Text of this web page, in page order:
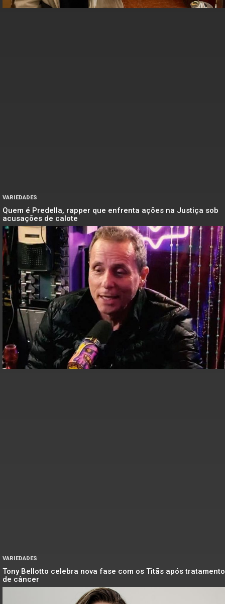
VARIEDADES
Quem é Predella, rapper que enfrenta ações na Justiça sob
acusações de calote
VARIEDADES
Tony Bellotto celebra nova fase com os Titãs após tratamento
de câncer